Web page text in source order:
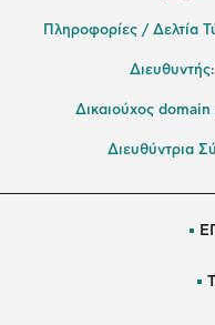
Πληροφορίες / Δελτία
Διευθυντής:
Δικαιούχος domain
Διευθύντρια